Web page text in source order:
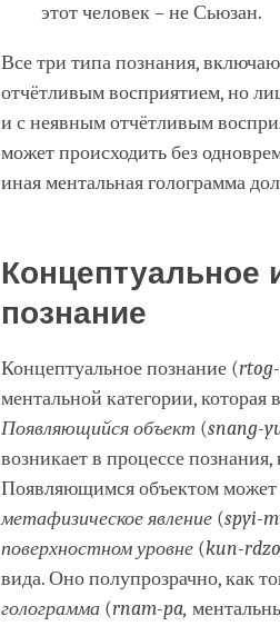
этот человек – не Сьюзан.
Все три типа познания,
отчётливым восприятием, но
и с неявным отчётливым
может происходить без
иная ментальная голограмма
Концептуальное
познание
Концептуальное познание (rtog-
ментальной категории, которая
Появляющийся объект (snang-
возникает в процессе
Появляющимся объектом может
метафизическое явление (spyi-
поверхностном уровне (kun-
вида. Оно полупрозрачно, как
голограмма (rnam-pa,